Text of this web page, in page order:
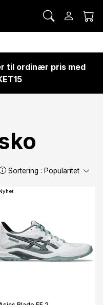
til ordinær pris med
Sortering : Popularitet